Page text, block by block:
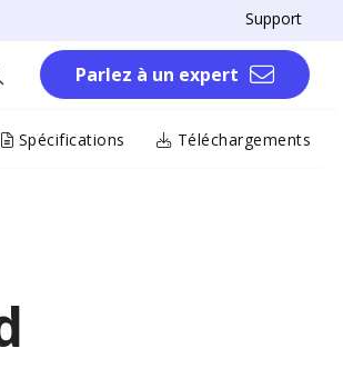
Support
Parlez à un expert
Spécifications Téléchargements